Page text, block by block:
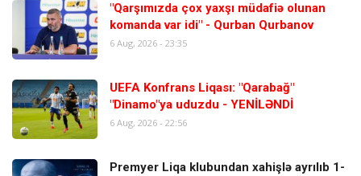
"Qarşımızda çox yaxşı müdafiə olunan
komanda var idi" - Qurban Qurbanov
6 Aug, 2026 - 23:35
UEFA Konfrans Liqası: "Qarabağ"
"Dinamo"ya uduzdu - YENİLƏNDİ
6 Aug, 2026 - 22:56
Premyer Liqa klubundan xahişlə ayrılıb 1-